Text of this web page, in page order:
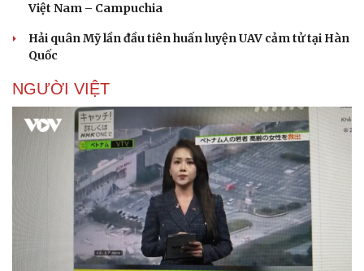
Việt Nam – Campuchia
Hải quân Mỹ lần đầu tiên huấn luyện UAV cảm tử tại Hàn
Quốc
NGƯỜI VIỆT